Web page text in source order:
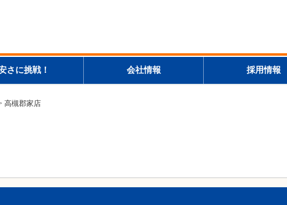
さに挑戦！ 会社情報 採用情報
高槻郡家店